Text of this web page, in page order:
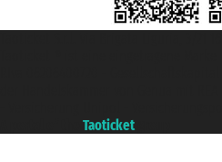
Taoticket